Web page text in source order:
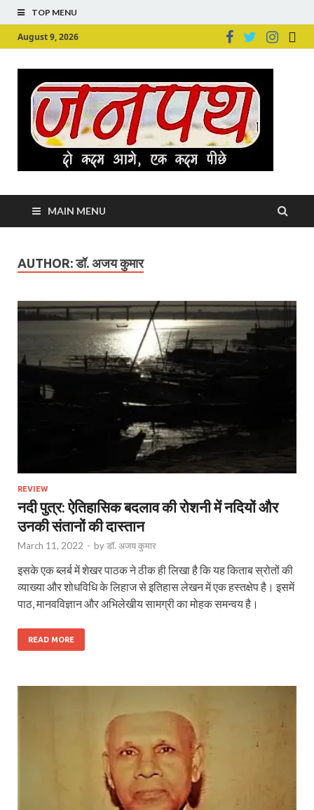
TOP MENU
August 9, 2026
MAIN MENU
AUTHOR:डॉ. अजय कुमार
REVIEW
नदी पुत्र: ऐतिहासिक बदलाव की रोशनी में नदियों और
उनकी संतानों की दास्तान
March 11, 2022 - byडॉ. अजय कुमार
इसके एक ब्लर्ब में शेखर पाठक ने ठीक ही लिखा है कि यह किताब स्रोतों की
व्याख्या और शोधविधि के लिहाज से इतिहास लेखन में एक हस्तक्षेप है। इसमें
पाठ, मानवविज्ञान और अभिलेखीय सामग्री का मोहक समन्वय है।
READ MORE